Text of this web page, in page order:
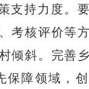
支持力度。
考核评价等
倾斜。完善
保障领域，